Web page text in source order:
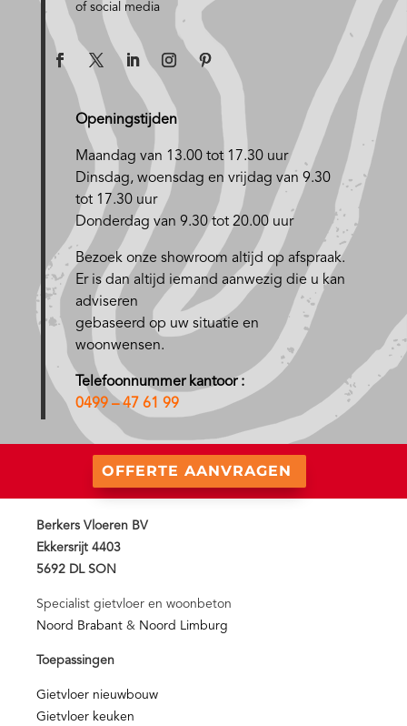
of social media
Openingstijden
Maandag van 13.00 tot 17.30 uur
Dinsdag, woensdag en vrijdag van 9.30
tot 17.30 uur
Donderdag van 9.30 tot 20.00 uur
Bezoek onze showroom altijd op afspraak.
Er is dan altijd iemand aanwezig die u kan
adviseren
gebaseerd op uw situatie en
woonwensen.
Telefoonnummer kantoor :
0499 – 47 61 99
OFFERTE AANVRAGEN
Berkers Vloeren BV
Ekkersrijt 4403
5692 DL SON
Specialist gietvloer en woonbeton
Noord Brabant & Noord Limburg
Toepassingen
Gietvloer nieuwbouw
Gietvloer keuken